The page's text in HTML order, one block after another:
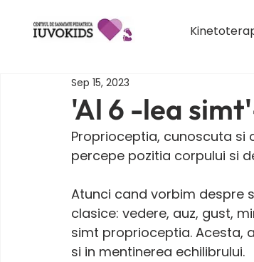
'Al 6 -lea
Sep 15, 2023
Proprioceptia, cunoscuta si
percepe pozitia corpului si
Atunci cand vorbim despre
clasice: vedere, auz, gust,
simt proprioceptia. Acesta,
si in mentinerea echilibrului.